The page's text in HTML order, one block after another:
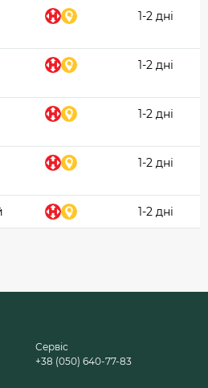
1-2 дні
1-2 дні
1-2 дні
1-2 дні
1-2 дні
Сервіс
+38 (050) 640-77-83